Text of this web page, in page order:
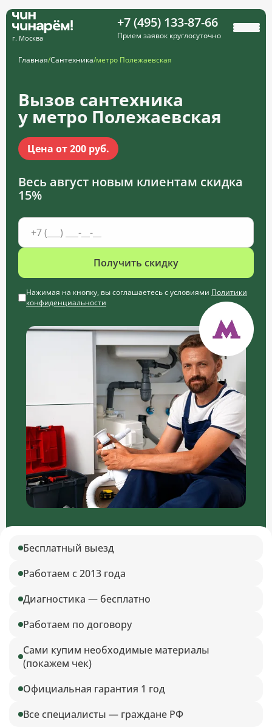
г. Москва
+7 (495) 133-87-66
Прием заявок круглосуточно
Главная/Сантехника/метро Полежаевская
Вызов сантехника
у метро Полежаевская
Цена от 200 руб.
Весь август новым клиентам скидка
15%
Получить скидку
Нажимая на кнопку, вы соглашаетесь с условиями Политики
конфиденциальности
Бесплатный выезд
Работаем с 2013 года
Диагностика — бесплатно
Работаем по договору
Сами купим необходимые материалы
(покажем чек)
Официальная гарантия 1 год
Все специалисты — граждане РФ